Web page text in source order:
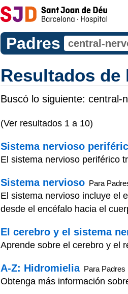
Padres
Resultados de
Buscó lo siguiente: central-
(Ver resultados 1 a 10)
Sistema nervioso
El sistema nervioso periférico
Sistema nervioso Para
El sistema nervioso incluye el
desde el encéfalo hacia el
El cerebro y el sistema
Aprende sobre el cerebro y el
A-Z: Hidromielia Para Padres
Obtenga más información